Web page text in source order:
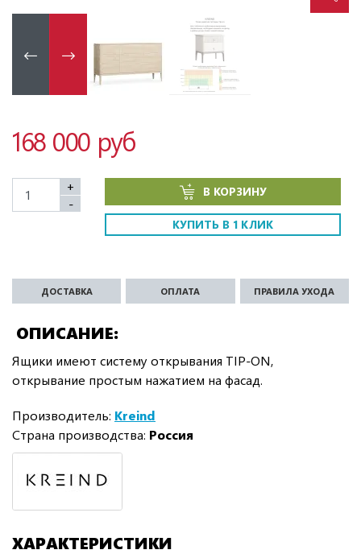
168 000 руб
+
-
В КОРЗИНУ
КУПИТЬ В 1 КЛИК
ОПИСАНИЕ
ДОСТАВКА ОПЛАТА ПРАВИЛА УХОДА
Ящики имеют систему открывания TIP-ON,
открывание простым нажатием на фасад.
Производитель: Kreind
Страна производства: Россия
ХАРАКТЕРИСТИКИ